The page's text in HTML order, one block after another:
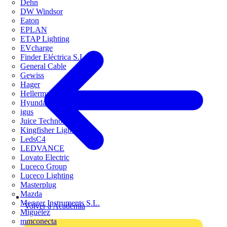
Dehn
DW Windsor
Eaton
EPLAN
ETAP Lighting
EVcharge
Finder Eléctrica S.L.U
General Cable
Gewiss
Hager
HellermannTyton
Hyundai Electric
igus
Juice Technology
Kingfisher Lighting
LedsC4
LEDVANCE
Lovato Electric
Luceco Group
Luceco Lighting
Masterplug
Mazda
Megger Instruments S.L.
Miguélez
mmconecta
Volver a Academia